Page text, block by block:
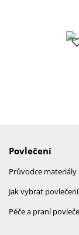
Povlečení
Průvodce materiály
Jak vybrat povlečení
Péče a praní